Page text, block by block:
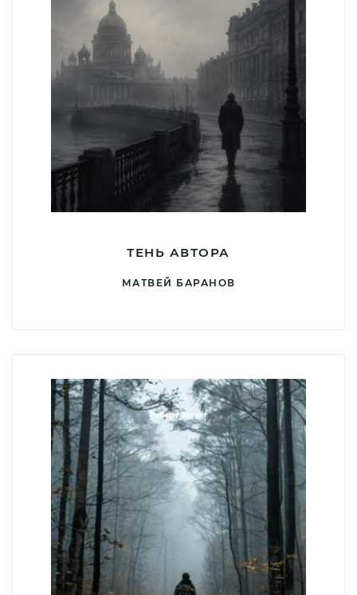
ТЕНЬ АВТОРА
МАТВЕЙ БАРАНОВ